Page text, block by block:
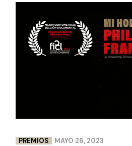
PREMIOS MAYO 26, 2023